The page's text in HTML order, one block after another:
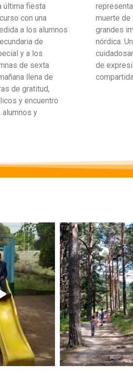
última fiesta
con una
a los alumnos
de
y a los
de sexta
llena de
de gratitud,
y encuentro
y
muerte de
grandes
nórdica.
de
compartida.